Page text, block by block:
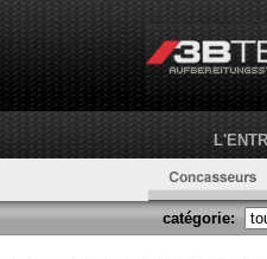
catégorie: